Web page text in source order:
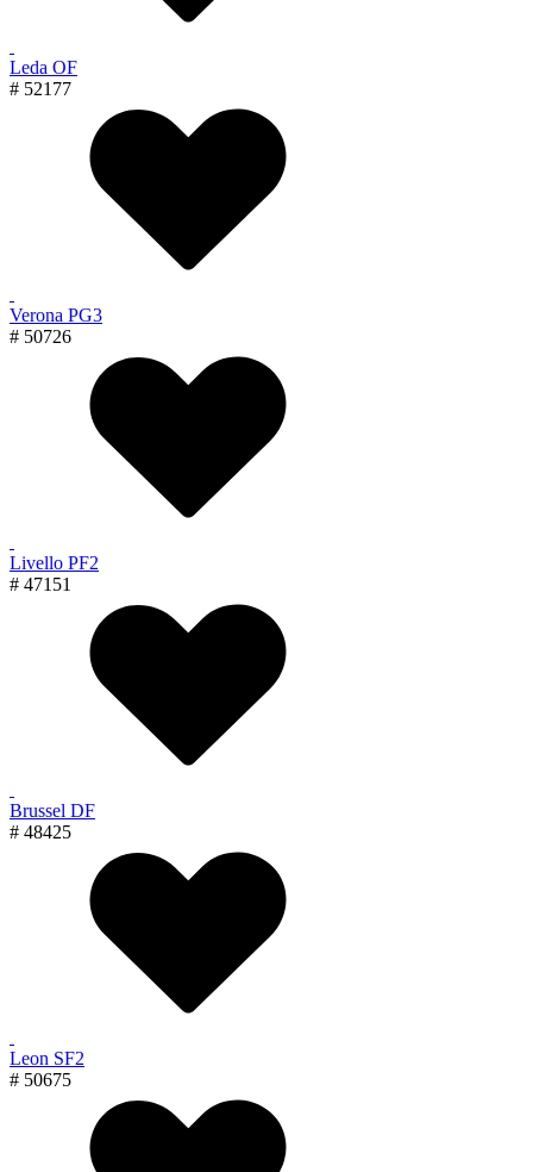
Leda OF
# 52177
Verona PG3
# 50726
Livello PF2
# 47151
Brussel DF
# 48425
Leon SF2
# 50675